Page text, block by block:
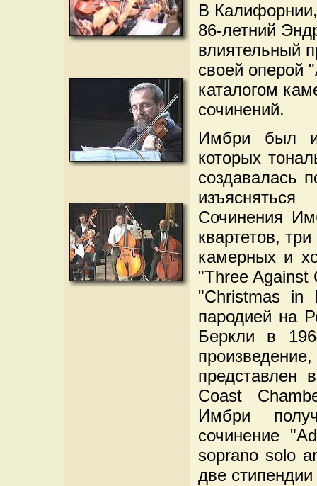
В
86-летний
влиятельный
своей оперой
каталогом
сочинений.
Имбри был
которых
создавалась
Сочинения
квартетов,
камерных и
"Three Against
"Christmas in
пародией на
Беркли в
представлен
Coast
Имбри
сочинение
soprano solo
две